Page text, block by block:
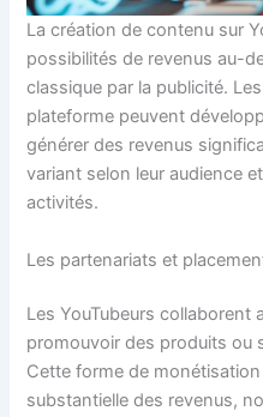
La création de contenu sur
possibilités de revenus au-
classique par la publicité.
plateforme peuvent
générer des revenus
variant selon leur audience
activités.
Les partenariats et
Les YouTubeurs collaborent
promouvoir des produits ou
Cette forme de
substantielle des revenus,